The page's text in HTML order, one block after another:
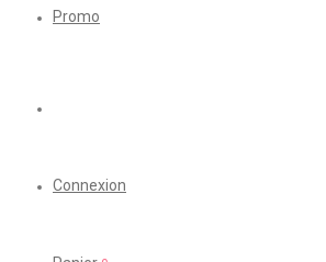
Promo
Connexion